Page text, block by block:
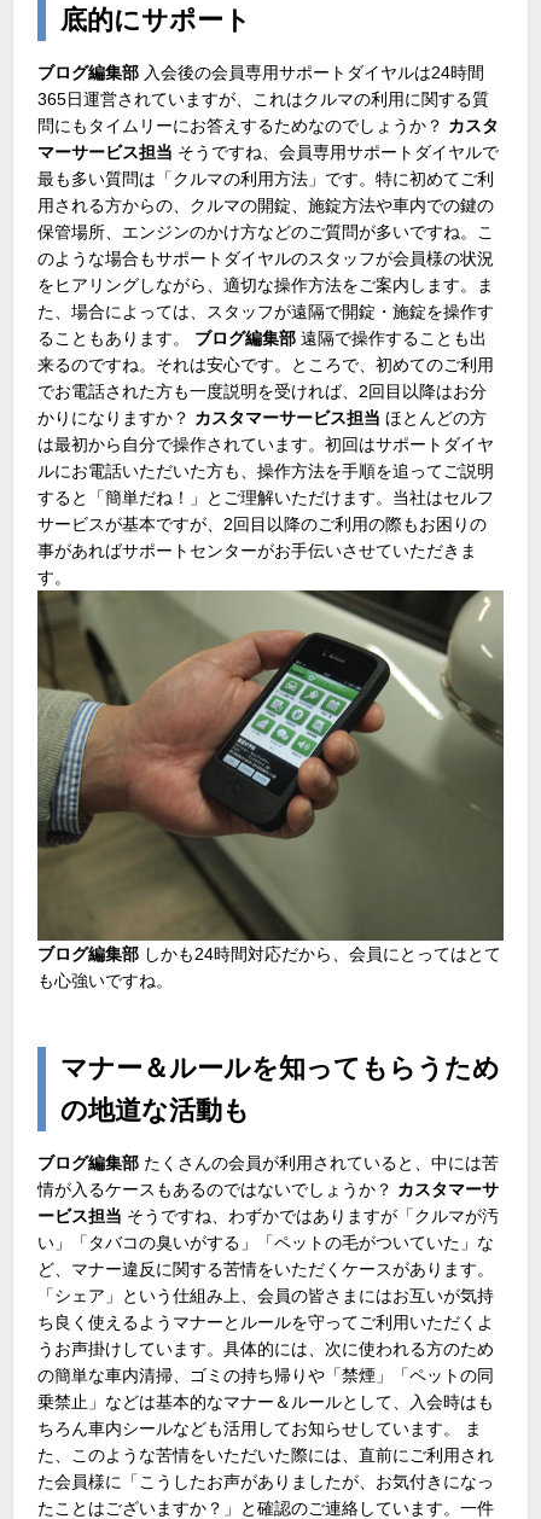
底的にサポート
ブログ編集部 入会後の会員専用サポートダイヤルは24時間
365日運営されていますが、これはクルマの利用に関する質
問にもタイムリーにお答えするためなのでしょうか？ カスタ
マーサービス担当 そうですね、会員専用サポートダイヤルで
最も多い質問は「クルマの利用方法」です。特に初めてご利
用される方からの、クルマの開錠、施錠方法や車内での鍵の
保管場所、エンジンのかけ方などのご質問が多いですね。こ
のような場合もサポートダイヤルのスタッフが会員様の状況
をヒアリングしながら、適切な操作方法をご案内します。ま
た、場合によっては、スタッフが遠隔で開錠・施錠を操作す
ることもあります。 ブログ編集部 遠隔で操作することも出
来るのですね。それは安心です。ところで、初めてのご利用
でお電話された方も一度説明を受ければ、2回目以降はお分
かりになりますか？ カスタマーサービス担当 ほとんどの方
は最初から自分で操作されています。初回はサポートダイヤ
ルにお電話いただいた方も、操作方法を手順を追ってご説明
すると「簡単だね！」とご理解いただけます。当社はセルフ
サービスが基本ですが、2回目以降のご利用の際もお困りの
事があればサポートセンターがお手伝いさせていただきま
す。
ブログ編集部 しかも24時間対応だから、会員にとってはとて
も心強いですね。
マナー＆ルールを知ってもらうため
の地道な活動も
ブログ編集部 たくさんの会員が利用されていると、中には苦
情が入るケースもあるのではないでしょうか？ カスタマーサ
ービス担当 そうですね、わずかではありますが「クルマが汚
い」「タバコの臭いがする」「ペットの毛がついていた」な
ど、マナー違反に関する苦情をいただくケースがあります。
「シェア」という仕組み上、会員の皆さまにはお互いが気持
ち良く使えるようマナーとルールを守ってご利用いただくよ
うお声掛けしています。具体的には、次に使われる方のため
の簡単な車内清掃、ゴミの持ち帰りや「禁煙」「ペットの同
乗禁止」などは基本的なマナー＆ルールとして、入会時はも
ちろん車内シールなども活用してお知らせしています。 ま
た、このような苦情をいただいた際には、直前にご利用され
た会員様に「こうしたお声がありましたが、お気付きになっ
たことはございますか？」と確認のご連絡しています。一件